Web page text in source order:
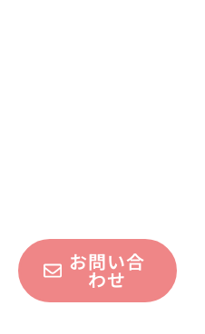
お問い合
わせ